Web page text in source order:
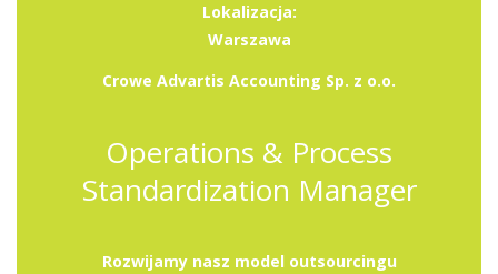
Lokalizacja:
Warszawa
Crowe Advartis Accounting Sp. z o.o.
Operations & Process
Standardization Manager
Rozwijamy nasz model outsourcingu